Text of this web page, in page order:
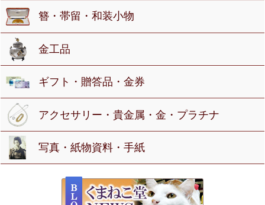
簪・帯留・和装小物
金工品
ギフト・贈答品・金券
アクセサリー・貴金属・金・プラチナ
写真・紙物資料・手紙